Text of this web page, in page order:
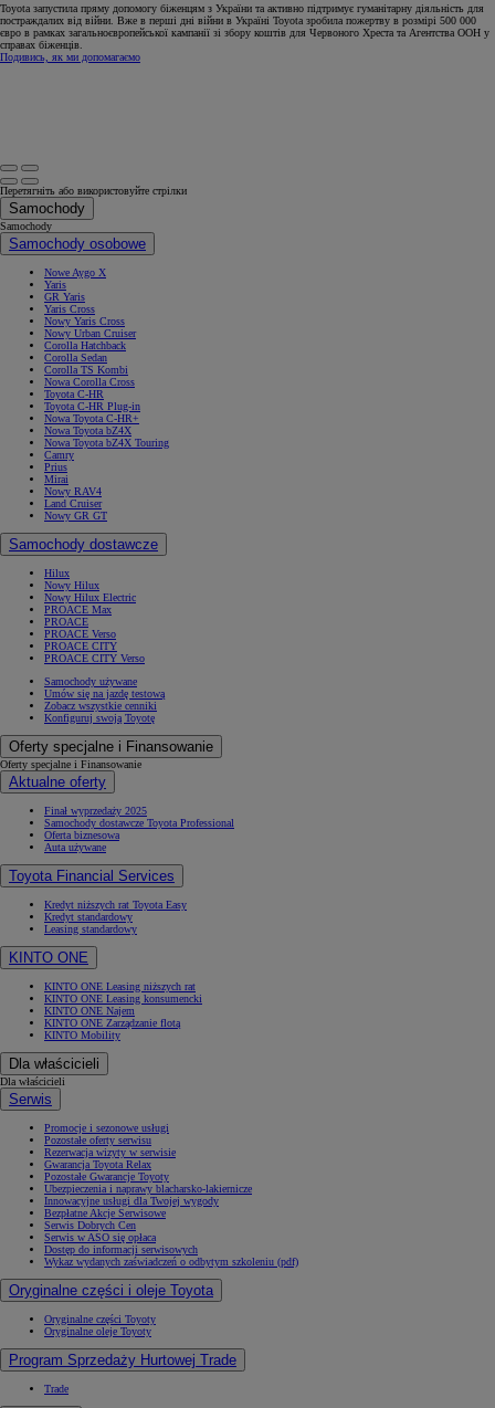
Toyota запустила пряму допомогу біженцям з України та активно підтримує гуманітарну діяльність для
постраждалих від війни. Вже в перші дні війни в Україні Toyota зробила пожертву в розмірі 500 000
євро в рамках загальноєвропейської кампанії зі збору коштів для Червоного Хреста та Агентства ООН у
справах біженців.
Подивись, як ми допомагаємо
Перетягніть або використовуйте стрілки
Samochody
Samochody
Samochody osobowe
Nowe Aygo X
Yaris
GR Yaris
Yaris Cross
Nowy Yaris Cross
Nowy Urban Cruiser
Corolla Hatchback
Corolla Sedan
Corolla TS Kombi
Nowa Corolla Cross
Toyota C-HR
Toyota C-HR Plug-in
Nowa Toyota C-HR+
Nowa Toyota bZ4X
Nowa Toyota bZ4X Touring
Camry
Prius
Mirai
Nowy RAV4
Land Cruiser
Nowy GR GT
Samochody dostawcze
Hilux
Nowy Hilux
Nowy Hilux Electric
PROACE Max
PROACE
PROACE Verso
PROACE CITY
PROACE CITY Verso
Samochody używane
Umów się na jazdę testową
Zobacz wszystkie cenniki
Konfiguruj swoją Toyotę
Oferty specjalne i Finansowanie
Oferty specjalne i Finansowanie
Aktualne oferty
Finał wyprzedaży 2025
Samochody dostawcze Toyota Professional
Oferta biznesowa
Auta używane
Toyota Financial Services
Kredyt niższych rat Toyota Easy
Kredyt standardowy
Leasing standardowy
KINTO ONE
KINTO ONE Leasing niższych rat
KINTO ONE Leasing konsumencki
KINTO ONE Najem
KINTO ONE Zarządzanie flotą
KINTO Mobility
Dla właścicieli
Dla właścicieli
Serwis
Promocje i sezonowe usługi
Pozostałe oferty serwisu
Rezerwacja wizyty w serwisie
Gwarancja Toyota Relax
Pozostałe Gwarancje Toyoty
Ubezpieczenia i naprawy blacharsko-lakiernicze
Innowacyjne usługi dla Twojej wygody
Bezpłatne Akcje Serwisowe
Serwis Dobrych Cen
Serwis w ASO się opłaca
Dostęp do informacji serwisowych
Wykaz wydanych zaświadczeń o odbytym szkoleniu (pdf)
Oryginalne części i oleje Toyota
Oryginalne części Toyoty
Oryginalne oleje Toyoty
Program Sprzedaży Hurtowej Trade
Trade